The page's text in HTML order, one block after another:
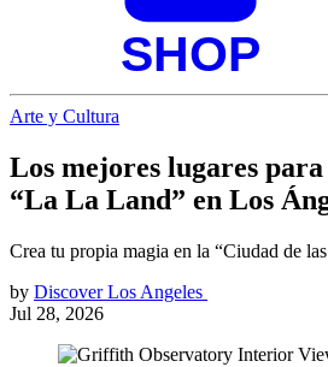
Arte y Cultura
Los mejores lugares
“La La Land” en Los
Crea tu propia magia en la “Ciudad de
by Discover Los Angeles
Jul 28, 2026